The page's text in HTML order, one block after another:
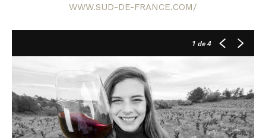
WWW.SUD-DE-FRANCE.COM/
1 de 4